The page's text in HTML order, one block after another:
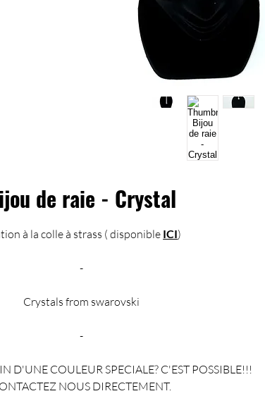
de raie - Crystal
à la colle à strass ( disponible ICI)
-
Crystals from swarovski
-
D'UNE COULEUR SPECIALE? C'EST POSSIBLE!!!
NOUS DIRECTEMENT.